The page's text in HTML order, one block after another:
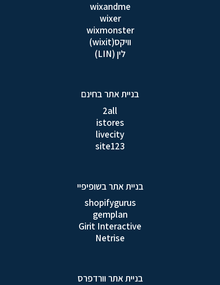
wixandme
wixer
wixmonster
וויקס(wixit)
לין (LIN)
בניית אתר בחינם
2all
istores
livecity
site123
בניית אתר בשופיפיי
shopifygurus
gemplan
Girit Interactive
Netrise
בניית אתר וורדפרס